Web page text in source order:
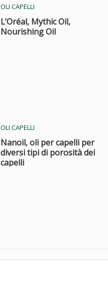
OLI CAPELLI
L’Oréal, Mythic Oil,
Nourishing Oil
OLI CAPELLI
Nanoil, oli per capelli per
diversi tipi di porosità dei
capelli